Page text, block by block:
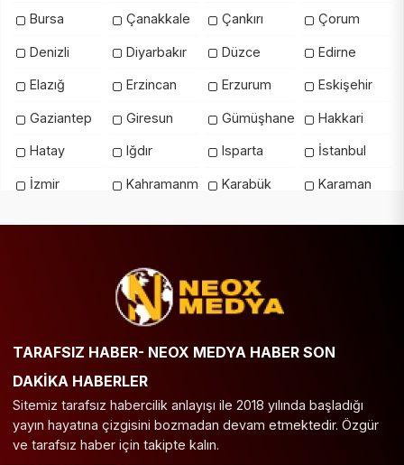
Bursa Çanakkale Çankırı Çorum
Denizli Diyarbakır Düzce Edirne
Elazığ Erzincan Erzurum Eskişehir
Gaziantep Giresun Gümüşhane Hakkari
Hatay Iğdır Isparta İstanbul
İzmir KahramanmaraşKarabük Karaman
Kütahya Malatya
Mersin Muğla
Nevşehir Niğde Ordu Osmaniye
Rize Sakarya
Siirt Sinop Şırnak Sivas
Tekirdağ Tokat
TARAFSIZ HABER- NEOX MEDYA HABER SON
DAKİKA HABERLER
Sitemiz tarafsız habercilik anlayışı ile 2018 yılında başladığı
yayın hayatına çizgisini bozmadan devam etmektedir. Özgür
ve tarafsız haber için takipte kalın.